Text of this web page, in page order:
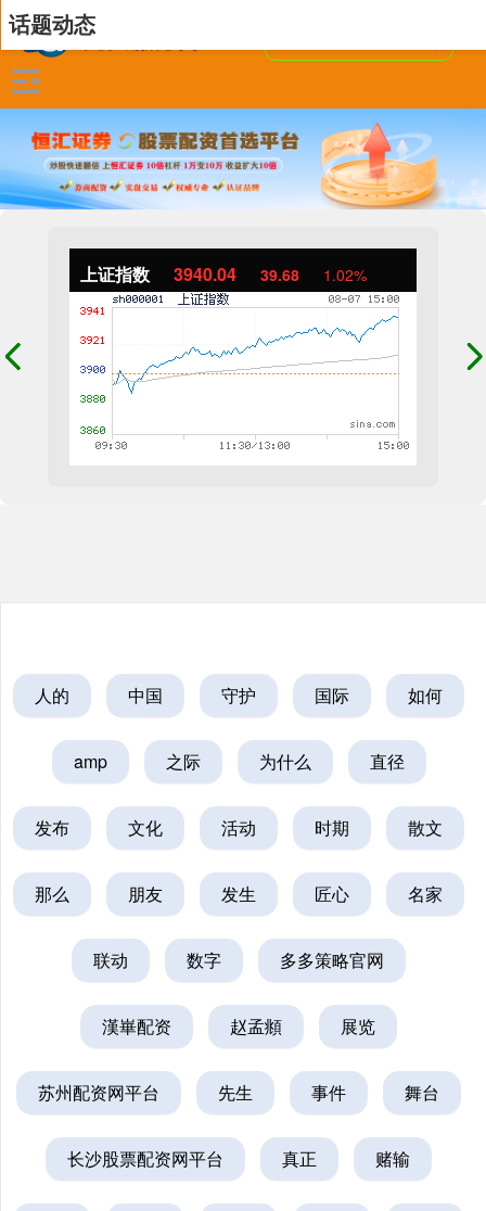
上证指数 3940.04 39.68 1.02%
话题动态
人的 中国 守护 国际 如何
amp 之际 为什么 直径
发布 文化 活动 时期 散文
那么 朋友 发生 匠心 名家
联动 数字 多多策略官网
漢崋配资 赵孟頫 展览
苏州配资网平台 先生 事件 舞台
长沙股票配资网平台 真正 赌输